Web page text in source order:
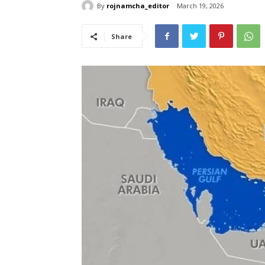
By rojnamcha_editor March 19, 2026
Share